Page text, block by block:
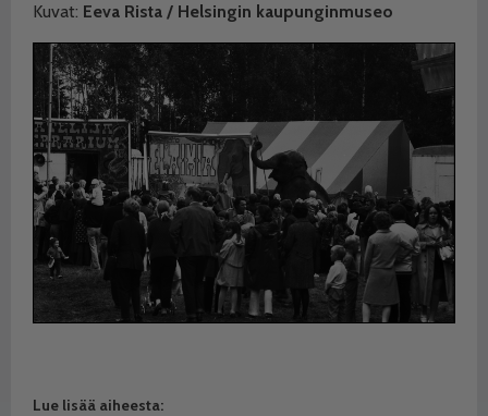
Kuvat: Eeva Rista / Helsingin kaupunginmuseo
Lue lisää aiheesta: